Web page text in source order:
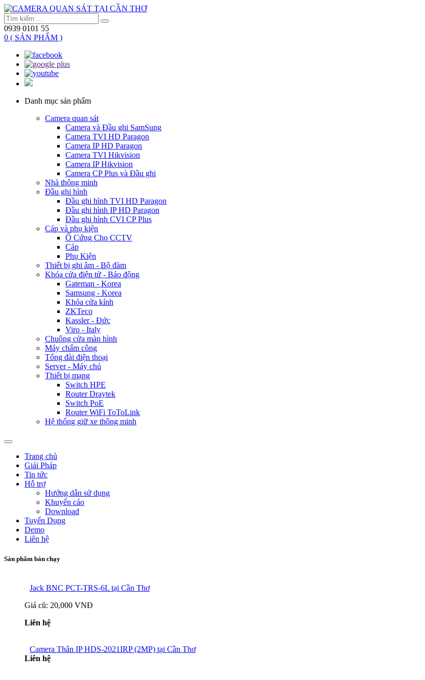
0939 0101 55
0 ( SẢN PHẨM )
Danh mục sản phẩm
Camera quan sát
Camera và Đầu ghi SamSung
Camera TVI HD Paragon
Camera IP HD Paragon
Camera TVI Hikvision
Camera IP Hikvision
Camera CP Plus và Đầu ghi
Nhà thông minh
Đầu ghi hình
Đầu ghi hình TVI HD Paragon
Đầu ghi hình IP HD Paragon
Đầu ghi hình CVI CP Plus
Cáp và phụ kiện
Ổ Cứng Cho CCTV
Cáp
Phụ Kiện
Thiết bị ghi âm - Bộ đàm
Khóa cửa điện tử - Báo động
Gateman - Korea
Samsung - Korea
Khóa cửa kính
ZKTeco
Kassler - Đức
Viro - Italy
Chuông cửa màn hình
Máy chấm công
Tổng đài điện thoại
Server - Máy chủ
Thiết bị mạng
Switch HPE
Router Draytek
Switch PoE
Router WiFi ToToLink
Hệ thống giữ xe thông minh
Trang chủ
Giải Pháp
Tin tức
Hỗ trợ
Hướng dẫn sử dụng
Khuyến cáo
Download
Tuyển Dụng
Demo
Liên hệ
Sản phẩm bán chạy
Jack BNC PCT-TRS-6L tại Cần Thơ
Giá cũ: 20,000 VNĐ
Liên hệ
Camera Thân IP HDS-2021IRP (2MP) tại Cần Thơ
Liên hệ